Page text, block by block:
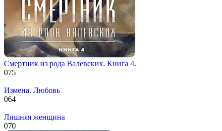
Смертник из рода Валевских. Книга 4.
075
Измена. Любовь
064
Лишняя женщина
070